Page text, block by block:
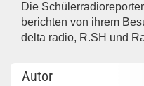
Die
berichten von ihrem
delta radio, R.SH und
Autor